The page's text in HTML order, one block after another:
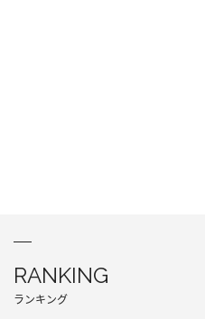
RANKING
ランキング